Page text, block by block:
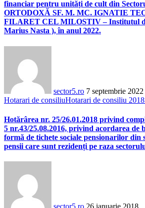
financiar pentru unități de cult din
ORTODOXĂ SF. M. MC. IGNATIE
FILARET CEL MILOSTIV – Institutul
Marius Nasta ), în anul 2022.
sector5.ro 7 septembrie 2022
Hotarari de consiliuHotarari de consiliu 2018
Hotărârea nr. 25/26.01.2018 privind
5 nr.43/25.08.2016, privind acordarea de
formă de tichete sociale pensionarilor din
pensii care sunt rezidenți pe raza
sector5.ro 26 ianuarie 2018